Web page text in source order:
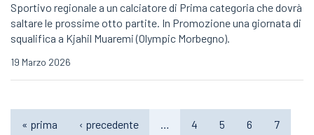
Sportivo regionale a un calciatore di Prima categoria che dovrà
saltare le prossime otto partite. In Promozione una giornata di
squalifica a Kjahil Muaremi (Olympic Morbegno).
19 Marzo 2026
« prima ‹ precedente … 4 5 6 7